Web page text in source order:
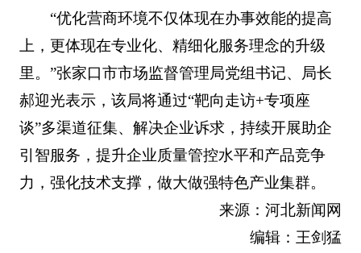
“优化营商环境不仅体现在办事效能的提高
上，更体现在专业化、精细化服务理念的升级
里。”张家口市市场监督管理局党组书记、局长
郝迎光表示，该局将通过“靶向走访+专项座
谈”多渠道征集、解决企业诉求，持续开展助企
引智服务，提升企业质量管控水平和产品竞争
力，强化技术支撑，做大做强特色产业集群。
来源：河北新闻网
编辑：王剑猛